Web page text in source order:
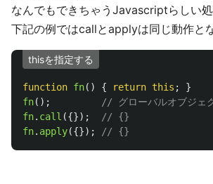
なんでもできちゃうJavascriptらしい処
下記の例ではcallとapplyは同じ動作と
thisを指定する
function fn() { return this ;
}
fn();
// グローバルオブジェ
fn. call ({});
// {}
fn. apply({}); // {}